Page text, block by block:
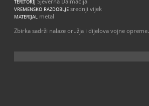
TERITORIJ Sjeverna Dalmacija
VREMENSKO RAZDOBLJE srednji vijek
MATERIJAL metal
Zbirka sadrži nalaze oružja i dijelova vojne opreme.